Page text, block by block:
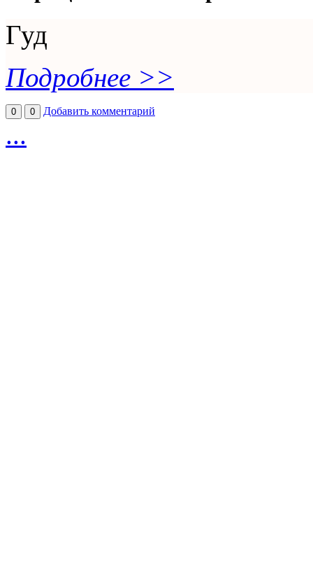
Гуд
Подробнее >>
0 0 Добавить комментарий
...